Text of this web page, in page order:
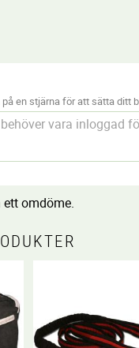
på en stjärna för att sätta ditt
omdöme.